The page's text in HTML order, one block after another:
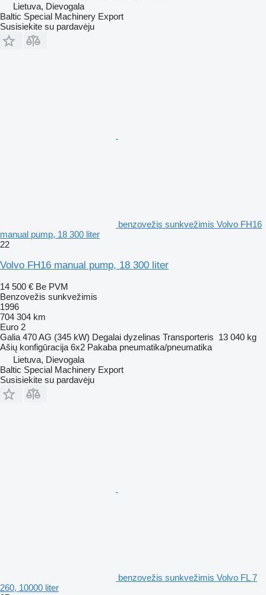
Lietuva, Dievogala
Baltic Special Machinery Export
Susisiekite su pardavėju
benzovežis sunkvežimis Volvo FH16
manual pump, 18 300 liter
22
Volvo FH16 manual pump, 18 300 liter
14 500 € Be PVM
Benzovežis sunkvežimis
1996
704 304 km
Euro 2
Galia 470 AG (345 kW) Degalai dyzelinas Transporteris 13 040 kg
Ašių konfigūracija 6x2 Pakaba pneumatika/pneumatika
Lietuva, Dievogala
Baltic Special Machinery Export
Susisiekite su pardavėju
benzovežis sunkvežimis Volvo FL 7
260, 10000 liter